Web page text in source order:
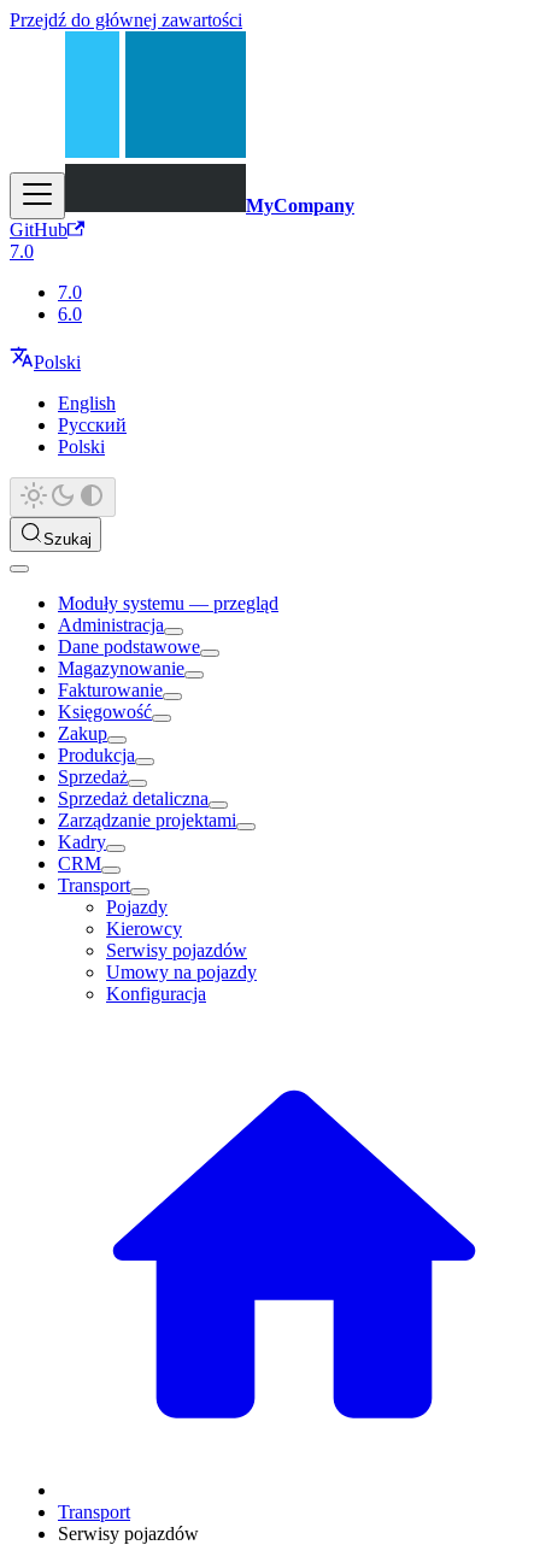
Przejdź do głównej zawartości
MyCompany
GitHub
7.0
7.0
6.0
Polski
English
Русский
Polski
Szukaj
Moduły systemu — przegląd
Administracja
Dane podstawowe
Magazynowanie
Fakturowanie
Księgowość
Zakup
Produkcja
Sprzedaż
Sprzedaż detaliczna
Zarządzanie projektami
Kadry
CRM
Transport
Pojazdy
Kierowcy
Serwisy pojazdów
Umowy na pojazdy
Konfiguracja
Transport
Serwisy pojazdów